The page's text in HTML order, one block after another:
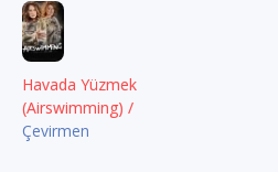
Havada Yüzmek
(Airswimming) /
Çevirmen